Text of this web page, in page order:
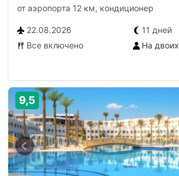
от аэропорта 12 км, кондиционер
22.08.2026
11 дней
Все включено
На двоих
9,5